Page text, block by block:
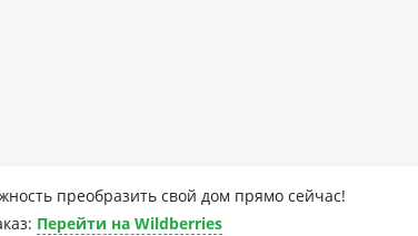
преобразить свой дом прямо сейчас!
Перейти на Wildberries